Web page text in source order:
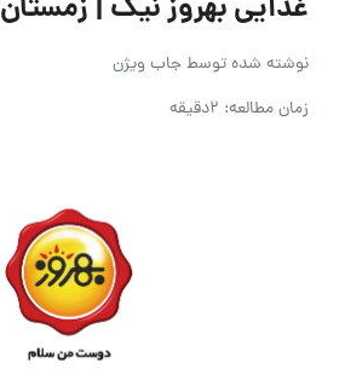
غذایی بهروز نیک | زمستان ۱۴۰۳
نوشته شده توسطجاب ویژن
زمان مطالعه: 2دقیقه